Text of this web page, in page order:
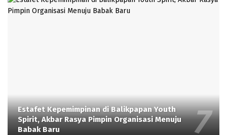
Estafet Kepemimpinan di Balikpapan Youth
Spirit, Akbar Rasya Pimpin Organisasi Menuju
Babak Baru